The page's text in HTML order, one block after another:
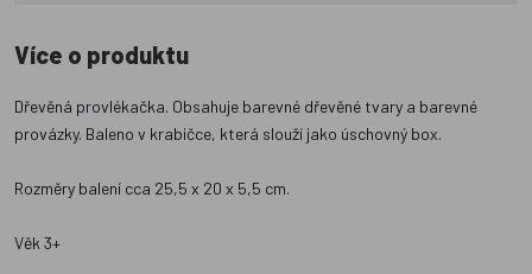
Více o produktu
Dřevěná provlékačka. Obsahuje barevné dřevěné tvary a barevné
provázky. Baleno v krabičce, která slouží jako úschovný box.
Rozměry balení cca 25,5 x 20 x 5,5 cm.
Věk 3+